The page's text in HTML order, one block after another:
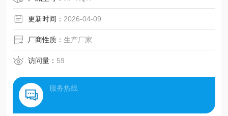
更新时间： 2026-04-09
厂商性质：生产厂家
访问量： 59
服务热线